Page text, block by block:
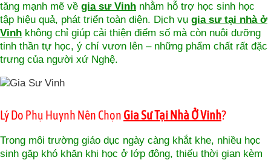
tăng mạnh mẽ về gia sư Vinh nhằm hỗ trợ học sinh học
tập hiệu quả, phát triển toàn diện. Dịch vụ gia sư tại nhà ở
Vinh không chỉ giúp cải thiện điểm số mà còn nuôi dưỡng
tinh thần tự học, ý chí vươn lên – những phẩm chất rất đặc
trưng của người xứ Nghệ.
Lý Do Phụ Huynh Nên Chọn Gia Sư Tại Nhà Ở Vinh?
Trong môi trường giáo dục ngày càng khắt khe, nhiều học
sinh gặp khó khăn khi học ở lớp đông, thiếu thời gian kèm